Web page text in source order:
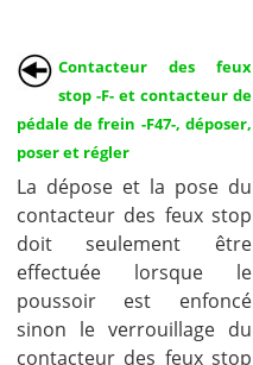
Contacteur des feux
stop -F- et contacteur de
pédale de frein -F47-, déposer,
poser et régler
La dépose et la pose du
contacteur des feux stop
doit seulement être
effectuée lorsque le
poussoir est enfoncé
sinon le verrouillage du
contacteur des feux stop